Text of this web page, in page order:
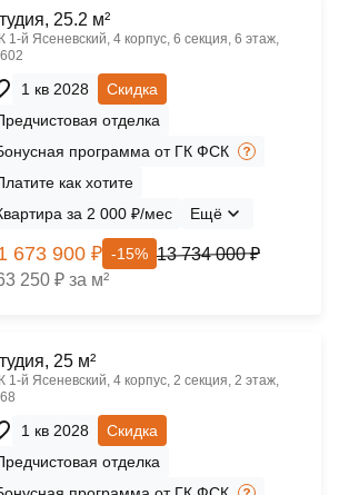
25.2 м²
1‑й Ясеневский, 4 корпус, 6 секция, 6 этаж,
1 кв 2028
Скидка
отделка
программа от ГК ФСК
как хотите
за 2 000 ₽/мес
Ещё
673 900 ₽ -15% 13 734 000 ₽
250 ₽ за м²
25 м²
1‑й Ясеневский, 4 корпус, 2 секция, 2 этаж,
1 кв 2028
Скидка
отделка